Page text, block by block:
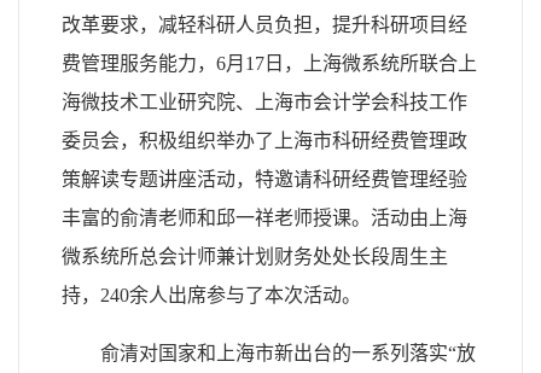
改革要求，减轻科研人员负担，提升科研项目经
费管理服务能力， 6月 17 日，上海微系统所联合上
海微技术工业研究院、上海市会计学会科技工作
委员会，积极组织举办了上海市科研经费管理政
策解读专题讲座活动，特邀请科研经费管理经验
丰富的俞清老师和邱一祥老师授课。活动由上海
微系统所总会计师兼计划财务处处长段周生主
持， 240余人出席参与了本次活动。
俞清对国家和上海市新出台的一系列落实“放